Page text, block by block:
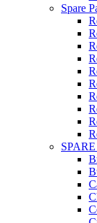
Spare